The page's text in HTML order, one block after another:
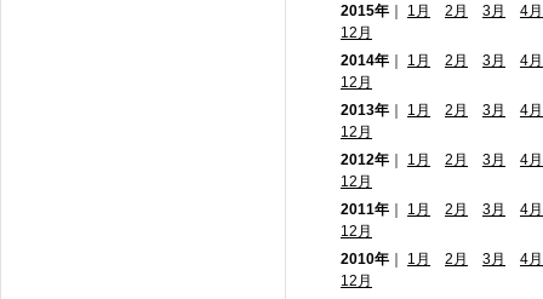
2015年
1月 2月 3月
4月
12月
2014年
1月 2月 3月
4月
12月
2013年
1月 2月 3月
4月
12月
2012年
1月 2月 3月
4月
12月
2011年
1月 2月 3月
4月
12月
2010年
1月 2月 3月
4月
12月